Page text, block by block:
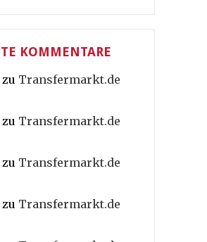
KOMMENTARE
zu Transfermarkt.de
zu Transfermarkt.de
zu Transfermarkt.de
zu Transfermarkt.de